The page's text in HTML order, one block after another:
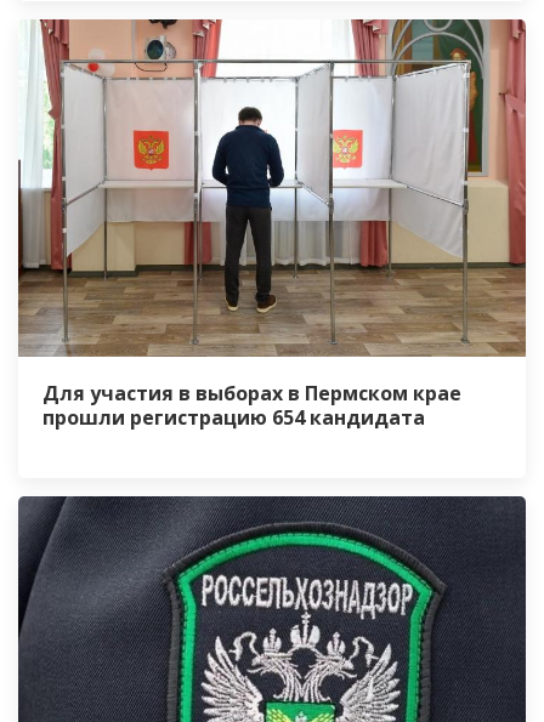
Для участия в выборах в Пермском крае
прошли регистрацию 654 кандидата